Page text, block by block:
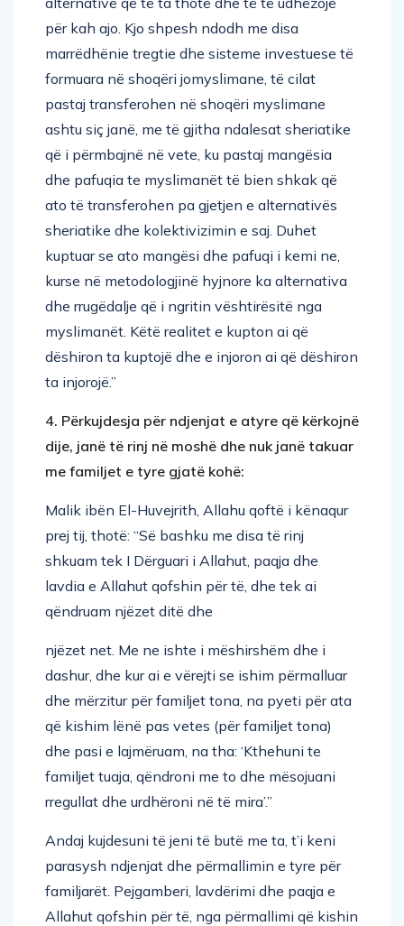
për kah ajo. Kjo shpesh ndodh me disa
marrëdhënie tregtie dhe sisteme investuese të
formuara në shoqëri jomyslimane, të cilat
pastaj transferohen në shoqëri myslimane
ashtu siç janë, me të gjitha ndalesat sheriatike
që i përmbajnë në vete, ku pastaj mangësia
dhe pafuqia te myslimanët të bien shkak që
ato të transferohen pa gjetjen e alternativës
sheriatike dhe kolektivizimin e saj. Duhet
kuptuar se ato mangësi dhe pafuqi i kemi ne,
kurse në metodologjinë hyjnore ka alternativa
dhe rrugëdalje që i ngritin vështirësitë nga
myslimanët. Këtë realitet e kupton ai që
dëshiron ta kuptojë dhe e injoron ai që dëshiron
ta injorojë.”
4. Përkujdesja për ndjenjat e atyre që kërkojnë
dije, janë të rinj në moshë dhe nuk janë takuar
me familjet e tyre gjatë kohë:
Malik ibën El-Huvejrith, Allahu qoftë i kënaqur
prej tij, thotë: “Së bashku me disa të rinj
shkuam tek I Dërguari i Allahut, paqja dhe
lavdia e Allahut qofshin për të, dhe tek ai
qëndruam njëzet ditë dhe
njëzet net. Me ne ishte i mëshirshëm dhe i
dashur, dhe kur ai e vërejti se ishim përmalluar
dhe mërzitur për familjet tona, na pyeti për ata
që kishim lënë pas vetes (për familjet tona)
dhe pasi e lajmëruam, na tha: ‘Kthehuni te
familjet tuaja, qëndroni me to dhe mësojuani
rregullat dhe urdhëroni në të mira’.”
Andaj kujdesuni të jeni të butë me ta, t’i keni
parasysh ndjenjat dhe përmallimin e tyre për
familjarët. Pejgamberi, lavdërimi dhe paqja e
Allahut qofshin për të, nga përmallimi që kishin